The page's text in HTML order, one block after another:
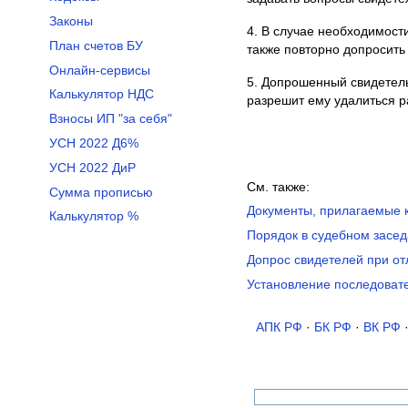
4. В случае
также повторно
5. Допрошенный
разрешит ему удалиться
См. также:
Документы, прилагаемые
Порядок в судебном
Допрос свидетелей при
Установление
АПК РФ · БК РФ · ВК РФ
Законы
План счетов БУ
Онлайн-сервисы
Калькулятор НДС
Взносы ИП "за себя"
УСН 2022 Д6%
УСН 2022 ДиР
Сумма прописью
Калькулятор %